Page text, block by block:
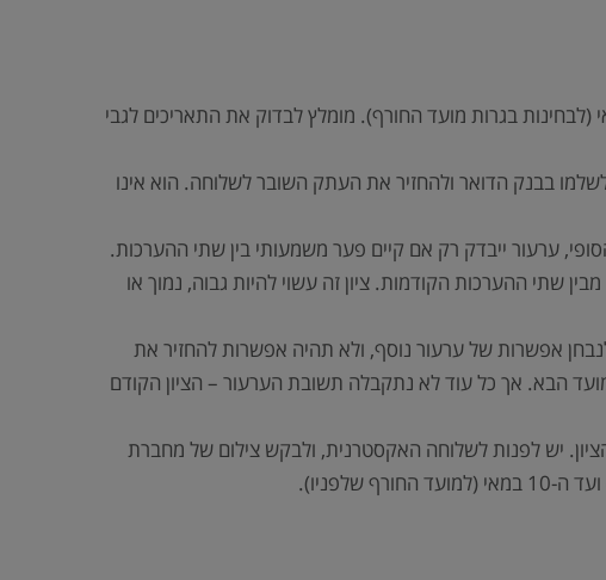
הערעור אפשרית עד ה- ‏10 באוקטובר (לבחינות מועד הקיץ) ועד ה- ‏10 במאי (לבחינות בגרות מועד החורף). מומלץ לבדוק את התאריכים לגבי
בבנק הדואר ולהחזיר את העתק השובר לשלוחה. הוא אינו
ערעור ייבדק רק אם קיים פער משמעותי בין שתי ההערכות.
שתי ההערכות הקודמות. ציון זה עשוי להיות גבוה, נמוך או
אפשרות של ערעור נוסף, ולא תהיה אפשרות להחזיר את
הבא. אך כל עוד לא נתקבלה תשובת הערעור – הציון הקודם
יש לפנות לשלוחה האקסטרנית, ולבקש צילום של מחברת